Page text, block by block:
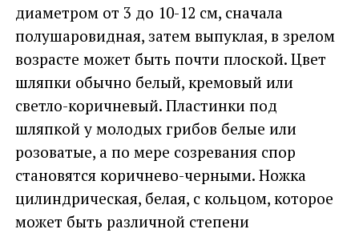
диаметром от 3 до 10-12 см, сначала
полушаровидная, затем выпуклая, в зрелом
возрасте может быть почти плоской. Цвет
шляпки обычно белый, кремовый или
светло-коричневый. Пластинки под
шляпкой у молодых грибов белые или
розоватые, а по мере созревания спор
становятся коричнево-черными. Ножка
цилиндрическая, белая, с кольцом, которое
может быть различной степени